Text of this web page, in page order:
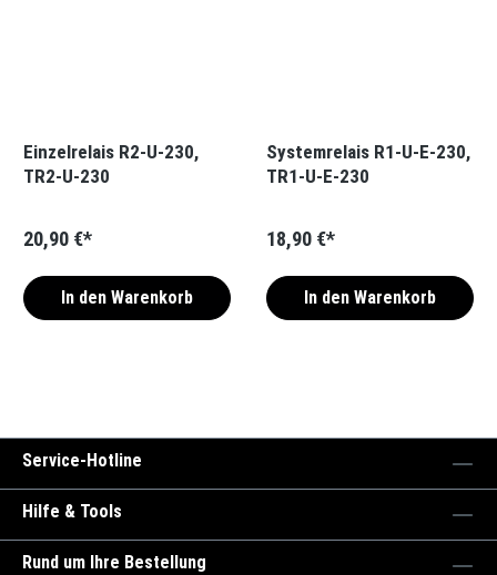
Einzelrelais R2-U-230,
TR2-U-230
20,90 €*
In den Warenkorb
Systemrelais R1-U-E-230,
TR1-U-E-230
18,90 €*
In den Warenkorb
Service-Hotline
Hilfe & Tools
Rund um Ihre Bestellung